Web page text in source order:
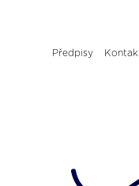
Předpisy